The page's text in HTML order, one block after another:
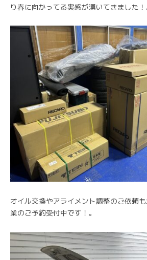
り春に向かってる実感が湧いてきました！
オイル交換やアライメント調整のご依頼
業のご予約受付中です！。